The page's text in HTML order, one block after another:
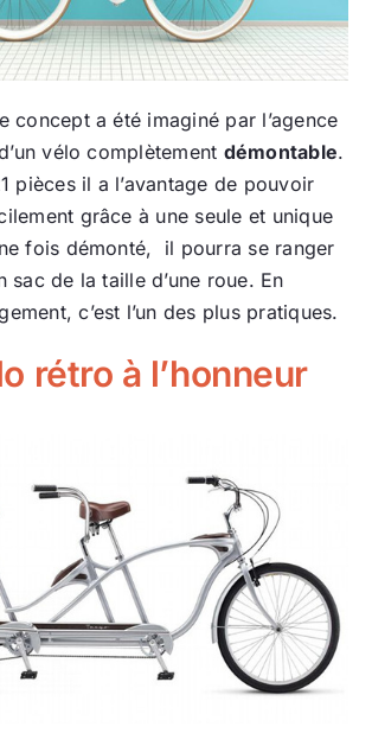
concept a été imaginé par l’agence
vélo complètement démontable.
pièces il a l’avantage de pouvoir
grâce à une seule et unique
fois démonté, il pourra se ranger
sac de la taille d’une roue. En
c’est l’un des plus pratiques.
rétro à l’honneur